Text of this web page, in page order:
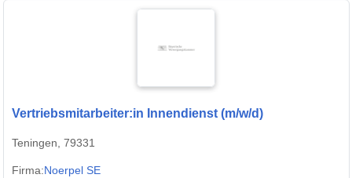
Vertriebsmitarbeiter:in Innendienst (m/w/d)
Teningen, 79331
Firma:Noerpel SE